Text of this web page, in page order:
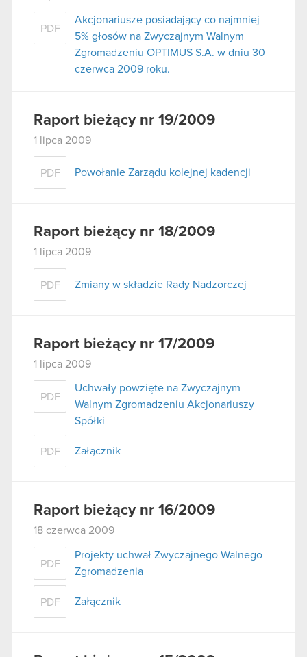
PDF
Akcjonariusze posiadający co najmniej
5% głosów na Zwyczajnym Walnym
Zgromadzeniu OPTIMUS S.A. w dniu 30
czerwca 2009 roku.
Raport bieżący nr 19/2009
1 lipca 2009
PDF Powołanie Zarządu kolejnej kadencji
Raport bieżący nr 18/2009
1 lipca 2009
PDF Zmiany w składzie Rady Nadzorczej
Raport bieżący nr 17/2009
1 lipca 2009
PDF
Uchwały powzięte na Zwyczajnym
Walnym Zgromadzeniu Akcjonariuszy
Spółki
PDF Załącznik
Raport bieżący nr 16/2009
18 czerwca 2009
PDF
Projekty uchwał Zwyczajnego Walnego
Zgromadzenia
PDF Załącznik